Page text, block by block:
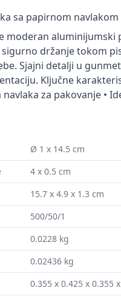
sa papirnom navlakom
moderan
držanje tokom
Sjajni detalji u
Ključne
za pakovanje •
Ø 1 x 14.5 cm
4 x 0.5 cm
15.7 x 4.9 x 1.3 cm
500/50/1
0.0228 kg
0.02436 kg
0.355 x 0.425 x 0.355